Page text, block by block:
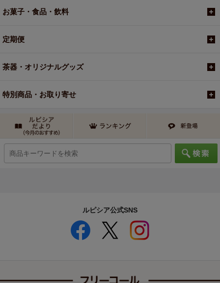
お菓子・食品・飲料
定期便
茶器・オリジナルグッズ
特別商品・お取り寄せ
ルピシア公式SNS